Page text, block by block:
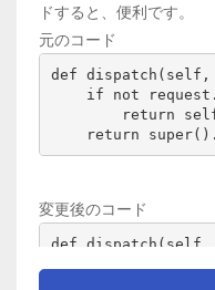
ドすると、便利です。
元のコード
def dispatch ( self ,
if not
return
return super
変更後のコード
def dispatch ( self